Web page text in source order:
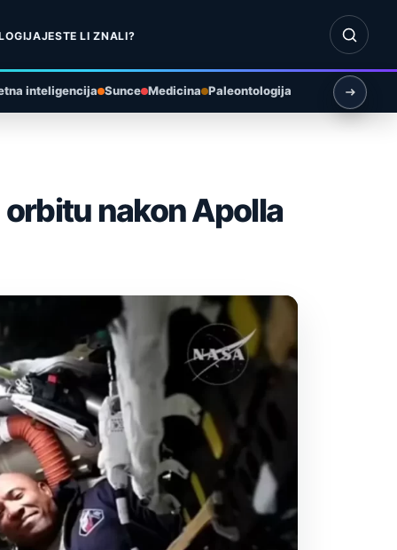
JESTE LI ZNALI?
Otvori
inteligencija Sunce Medicina Paleontologija
nakon Apolla